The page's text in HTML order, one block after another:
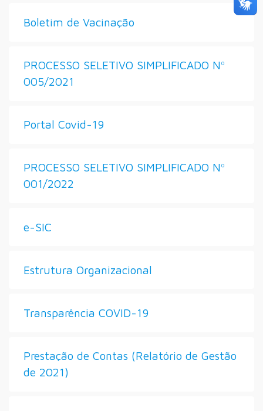
Boletim de Vacinação
PROCESSO SELETIVO SIMPLIFICADO Nº
005/2021
Portal Covid-19
PROCESSO SELETIVO SIMPLIFICADO Nº
001/2022
e-SIC
Estrutura Organizacional
Transparência COVID-19
Prestação de Contas (Relatório de Gestão
de 2021)